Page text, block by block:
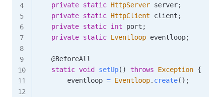
private static HttpServer server;
private static HttpClient client ;
private static int port ;
private static Eventloop eventloop;
@BeforeAll
static void setUp( ) throws Exception {
        eventloop
= Eventloop. create( ) ;